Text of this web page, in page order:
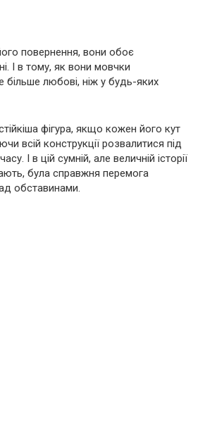
повернення, вони обоє
І в тому, як вони мовчки
більше любові, ніж у будь-яких
фігура, якщо кожен його кут
всій конструкції розвалитися під
І в цій сумній, але величній історії
була справжня перемога
обставинами.